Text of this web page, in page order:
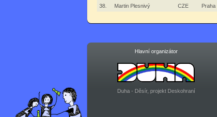
38. Martin Plesnivý CZE Praha
Hlavní organizátor
Duha - Děsír, projekt Deskohraní